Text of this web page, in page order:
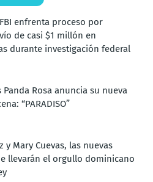
enfrenta proceso por
de casi $1 millón en
durante investigación federal
Rosa anuncia su nueva
“PARADISO”
y Mary Cuevas, las nuevas
llevarán el orgullo dominicano